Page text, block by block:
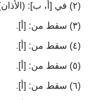
(٢) في [أ، ب]: (الأذان)
(٣) سقط من: [أ] .
(٤) سقط من: [أ] .
(٥) سقط من: [أ] .
(٦) سقط من: [أ] .